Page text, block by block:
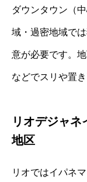
ダウンタウン（
域・過密地域で
意が必要です。
などでスリや置
リオデジャネ
地区
リオではイパネ